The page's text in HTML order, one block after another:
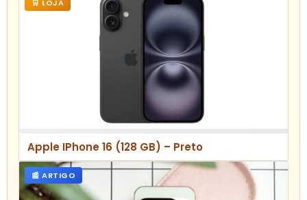
🛒 LOJA
Apple IPhone 16 (128 GB) – Preto
📰 ARTIGO